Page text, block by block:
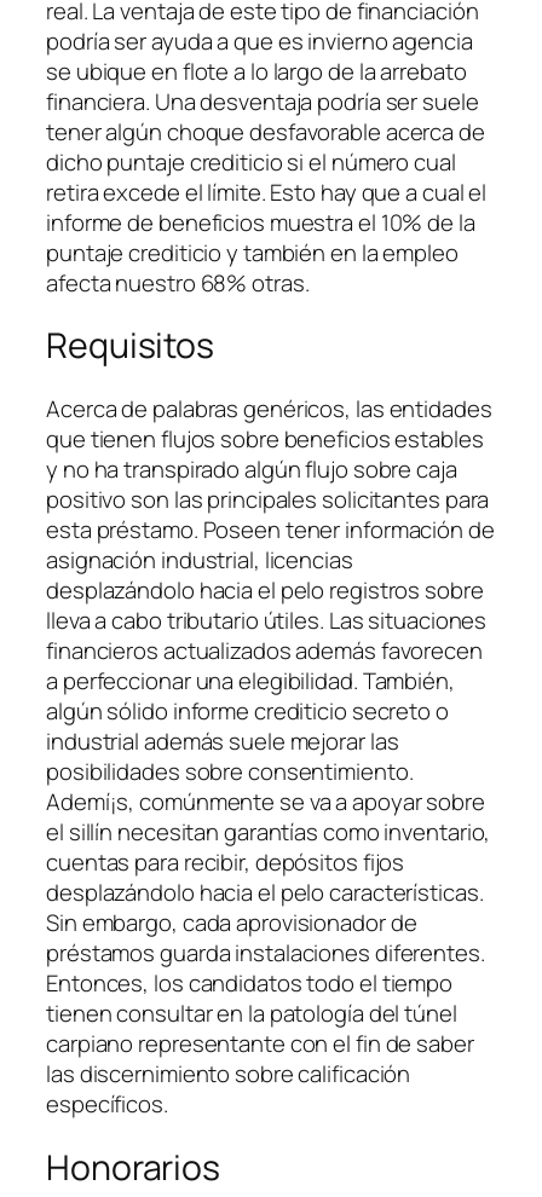
real. La ventaja de este tipo de financiación
podrí­a ser ayuda a que es invierno agencia
se ubique en flote a lo largo de la arrebato
financiera. Una desventaja podrí­a ser suele
tener algún choque desfavorable acerca de
dicho puntaje crediticio si el número cual
retira excede el límite. Esto hay que a cual el
informe de beneficios muestra el 10% de la
puntaje crediticio y también en la empleo
afecta nuestro 68% otras.
Requisitos
Acerca de palabras genéricos, las entidades
que tienen flujos sobre beneficios estables
y no ha transpirado algún flujo sobre caja
positivo son las principales solicitantes para
esta préstamo. Poseen tener información de
asignación industrial, licencias
desplazándolo hacia el pelo registros sobre
lleva a cabo tributario útiles. Las situaciones
financieros actualizados además favorecen
a perfeccionar una elegibilidad. También,
algún sólido informe crediticio secreto o
industrial además suele mejorar las
posibilidades sobre consentimiento.
Ademí¡s, comúnmente se va a apoyar sobre
el sillí­n necesitan garantías como inventario,
cuentas para recibir, depósitos fijos
desplazándolo hacia el pelo características.
Sin embargo, cada aprovisionador de
préstamos guarda instalaciones diferentes.
Entonces, los candidatos todo el tiempo
tienen consultar en la patologí­a del túnel
carpiano representante con el fin de saber
las discernimiento sobre calificación
específicos.
Honorarios